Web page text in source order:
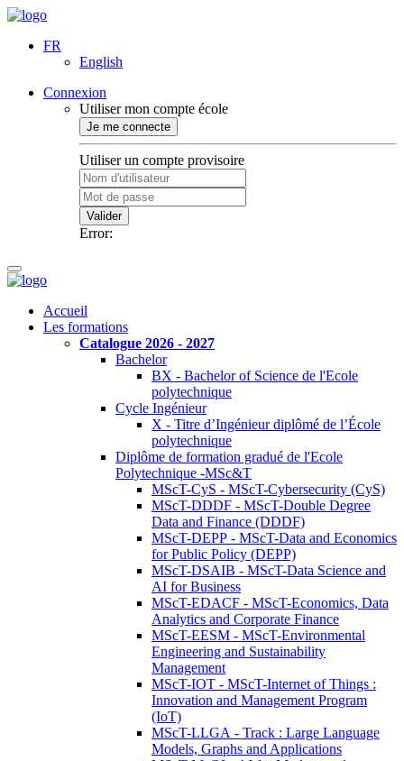
FR
English
Connexion
Utiliser mon compte école
Je me connecte
Utiliser un compte provisoire
Valider
Error:
Accueil
Les formations
Catalogue 2026 - 2027
Bachelor
BX - Bachelor of Science de l'Ecole
polytechnique
Cycle Ingénieur
X - Titre d’Ingénieur diplômé de l’École
polytechnique
Diplôme de formation gradué de l'Ecole
Polytechnique -MSc&T
MScT-CyS - MScT-Cybersecurity (CyS)
MScT-DDDF - MScT-Double Degree
Data and Finance (DDDF)
MScT-DEPP - MScT-Data and Economics
for Public Policy (DEPP)
MScT-DSAIB - MScT-Data Science and
AI for Business
MScT-EDACF - MScT-Economics, Data
Analytics and Corporate Finance
MScT-EESM - MScT-Environmental
Engineering and Sustainability
Management
MScT-IOT - MScT-Internet of Things :
Innovation and Management Program
(IoT)
MScT-LLGA - Track : Large Language
Models, Graphs and Applications